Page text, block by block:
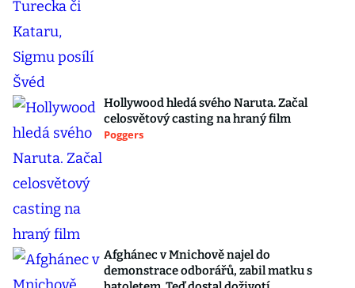
Hollywood hledá svého Naruta. Začal
celosvětový casting na hraný film
Poggers
Afghánec v Mnichově najel do
demonstrace odborářů, zabil matku s